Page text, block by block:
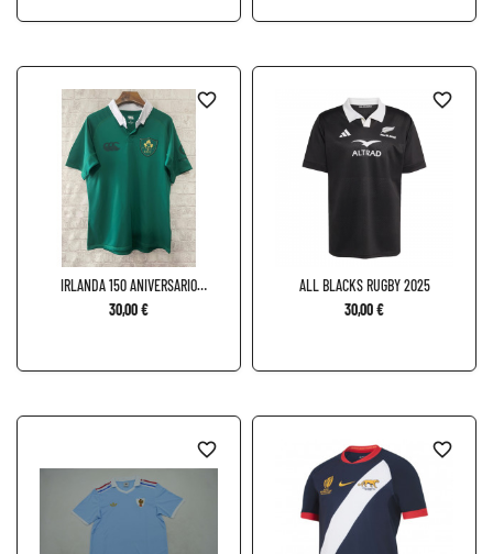
IRLANDA 150 ANIVERSARIO
RUGBY
30,00 €
favorite_border
ALL BLACKS RUGBY 2025
30,00 €
favorite_border
favorite_border favorite_border